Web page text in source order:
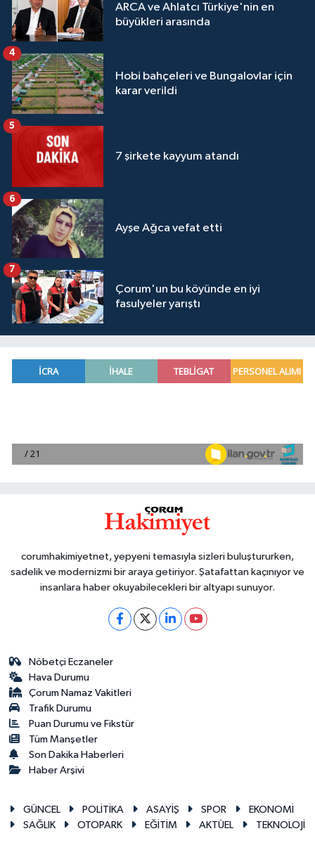
ARCA ve Ahlatcı Türkiye'nin en
büyükleri arasında
Hobi bahçeleri ve Bungalovlar için
karar verildi
4
7 şirkete kayyum atandı
5
Ayşe Ağca vefat etti
6
Çorum'un bu köyünde en iyi
fasulyeler yarıştı
7
corumhakimiyetnet, yepyeni temasıyla sizleri buluştururken,
sadelik ve modernizmi bir araya getiriyor. Şatafattan kaçınıyor ve
insanlara haber okuyabilecekleri bir altyapı sunuyor.
Nöbetçi Eczaneler
Hava Durumu
Çorum Namaz Vakitleri
Trafik Durumu
Puan Durumu ve Fikstür
Tüm Manşetler
Son Dakika Haberleri
Haber Arşivi
GÜNCEL POLİTİKA ASAYİŞ SPOR
EKONOMİ
SAĞLIK
OTOPARK EĞİTİM AKTÜEL TEKNOLOJİ